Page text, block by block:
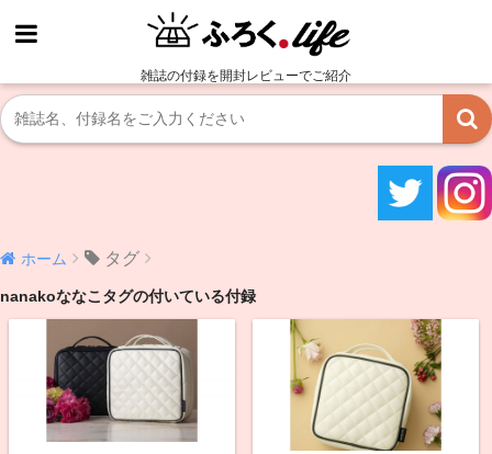
雑誌の付録を開封レビューでご紹介
ホーム タグ
nanakoななこタグの付いている付録